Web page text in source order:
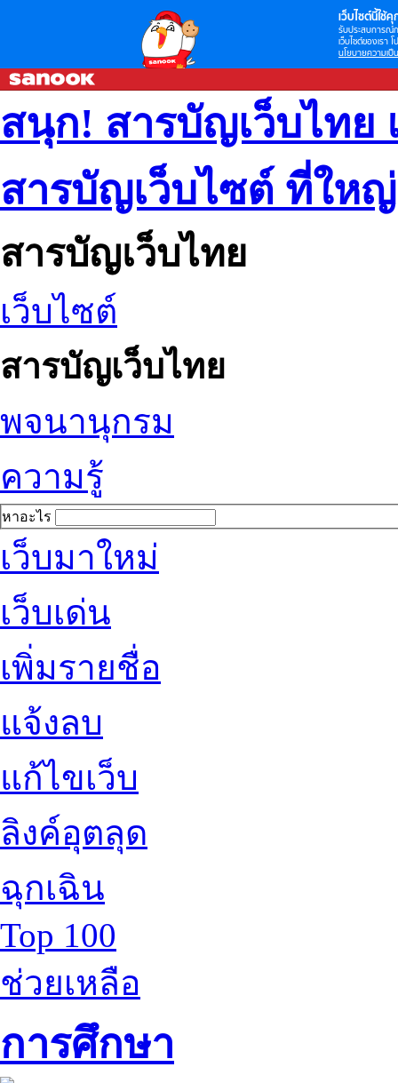
เว็บไซต์นี้ใช้คุ
รับประสบการณ์
เว็บไซต์ของเรา
นโยบายความเป็
สนุก! สารบัญเว็บไทย
สารบัญเว็บไซต์ ที่ให
สารบัญเว็บไทย
เว็บไซต์
สารบัญเว็บไทย
พจนานุกรม
ความรู้
หาอะไร
เว็บมาใหม่
เว็บเด่น
เพิ่มรายชื่อ
แจ้งลบ
แก้ไขเว็บ
ลิงค์อุตลุด
ฉุกเฉิน
Top 100
ช่วยเหลือ
การศึกษา